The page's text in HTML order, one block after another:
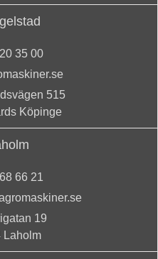
35 00
515
Köpinge
66 21
19
Laholm